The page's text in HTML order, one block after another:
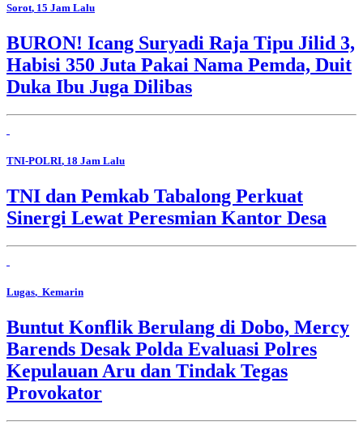
Sorot, 15 Jam Lalu
BURON! Icang Suryadi Raja Tipu Jilid 3,
Habisi 350 Juta Pakai Nama Pemda, Duit
Duka Ibu Juga Dilibas
TNI-POLRI, 18 Jam Lalu
TNI dan Pemkab Tabalong Perkuat
Sinergi Lewat Peresmian Kantor Desa
Lugas, Kemarin
Buntut Konflik Berulang di Dobo, Mercy
Barends Desak Polda Evaluasi Polres
Kepulauan Aru dan Tindak Tegas
Provokator